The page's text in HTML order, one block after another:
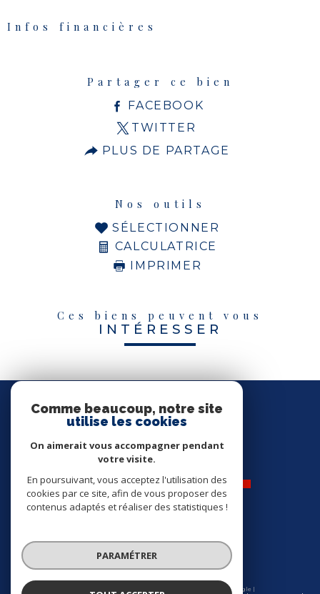
Infos financières
Partager ce bien
FACEBOOK
TWITTER
PLUS DE PARTAGE
Nos outils
SÉLECTIONNER
CALCULATRICE
IMPRIMER
Ces biens peuvent vous
INTÉRESSER
SUIVRE
Nos
© 2026 | Tous droits réservés | Traduction powered by Google |
Comme beaucoup, notre site
utilise les cookies
On aimerait vous accompagner pendant
votre visite.
En poursuivant, vous acceptez l'utilisation des
cookies par ce site, afin de vous proposer des
contenus adaptés et réaliser des statistiques !
PARAMÉTRER